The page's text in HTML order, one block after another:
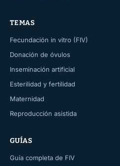
TEMAS
Fecundación in vitro (FIV)
Donación de óvulos
Inseminación artificial
Esterilidad y fertilidad
Maternidad
Reproducción asistida
GUÍAS
Guía completa de FIV